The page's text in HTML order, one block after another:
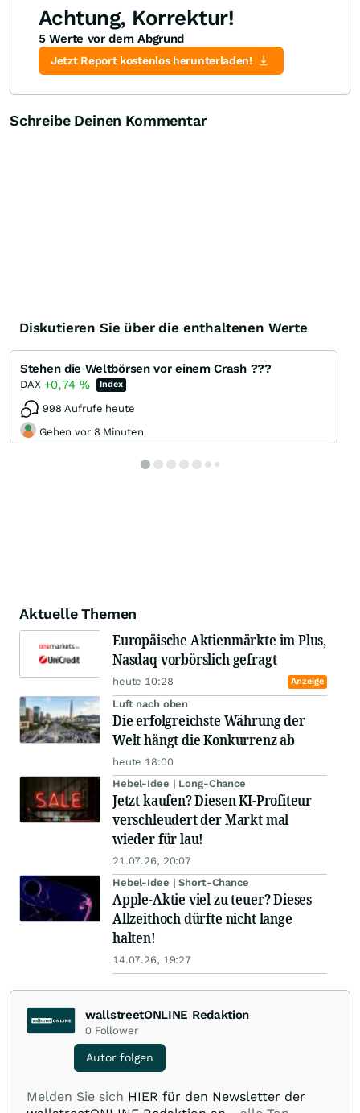
Achtung, Korrektur!
5 Werte vor dem Abgrund
Jetzt Report kostenlos herunterladen!
Schreibe Deinen Kommentar
Diskutieren Sie über die enthaltenen Werte
Stehen die Weltbörsen vor einem Crash ???
DAX +0,74 % Index
998 Aufrufe heute
Gehen vor 8 Minuten
Aktuelle Themen
Europäische Aktienmärkte im Plus,
Nasdaq vorbörslich gefragt
heute 10:28 Anzeige
Luft nach oben
Die erfolgreichste Währung der
Welt hängt die Konkurrenz ab
heute 18:00
Hebel-Idee | Long-Chance
Jetzt kaufen? Diesen KI-Profiteur
verschleudert der Markt mal
wieder für lau!
21.07.26, 20:07
Hebel-Idee | Short-Chance
Apple-Aktie viel zu teuer? Dieses
Allzeithoch dürfte nicht lange
halten!
14.07.26, 19:27
wallstreetONLINE Redaktion
0 Follower
Autor folgen
Melden Sie sich HIER für den Newsletter der